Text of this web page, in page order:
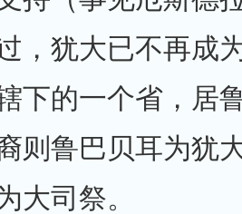
，犹大已不再成
下的一个省，居
则鲁巴贝耳为犹
大司祭。